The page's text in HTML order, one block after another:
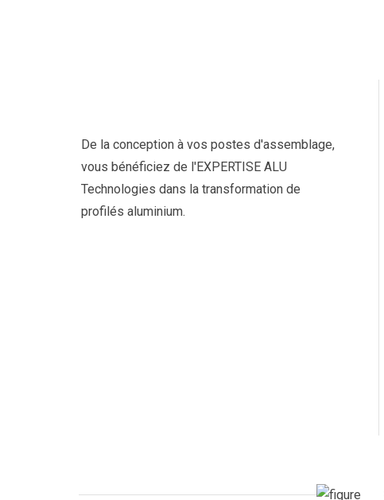
De la conception à vos postes d'assemblage,
vous bénéficiez de l'EXPERTISE ALU
Technologies dans la transformation de
profilés aluminium.